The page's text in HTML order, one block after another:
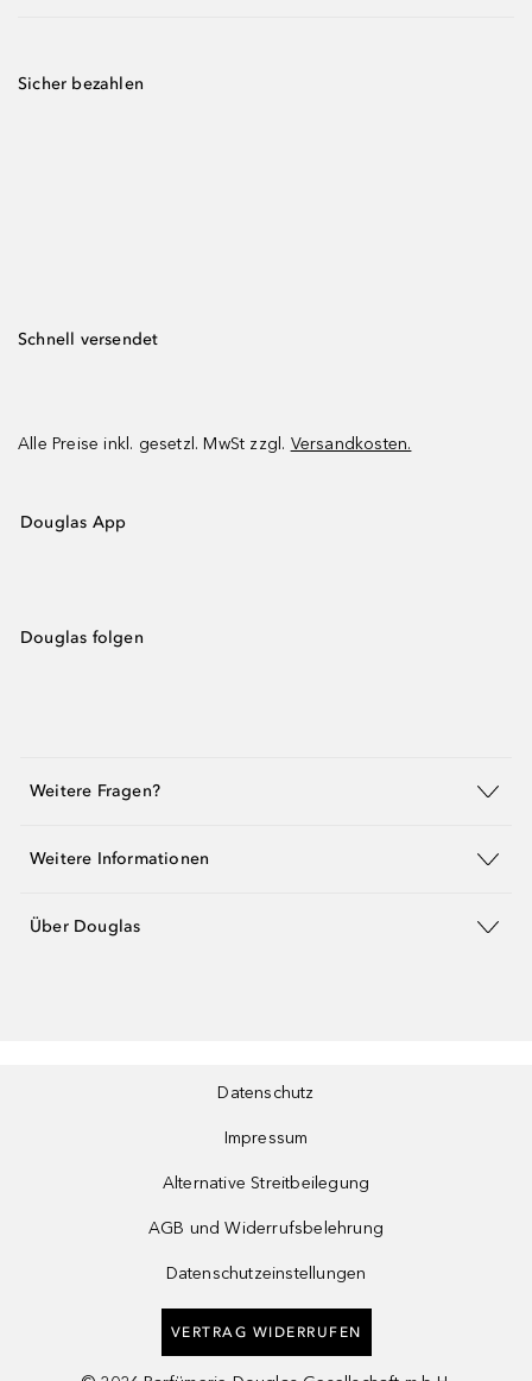
Sicher bezahlen
Schnell versendet
Alle Preise inkl. gesetzl. MwSt zzgl. Versandkosten.
Douglas App
Douglas folgen
Weitere Fragen?
Weitere Informationen
Über Douglas
Datenschutz
Impressum
Alternative Streitbeilegung
AGB und Widerrufsbelehrung
Datenschutzeinstellungen
VERTRAG WIDERRUFEN